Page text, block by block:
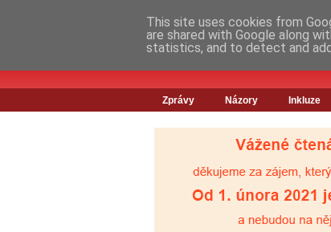
Zprávy Názory Inkluze
This site uses cookies from
are shared with Google along
statistics, and to detect and